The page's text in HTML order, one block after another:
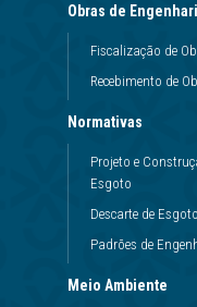
Obras de
Fiscalização de
Recebimento de
Normativas
Projeto e
Esgoto
Descarte de
Padrões de
Meio Ambiente